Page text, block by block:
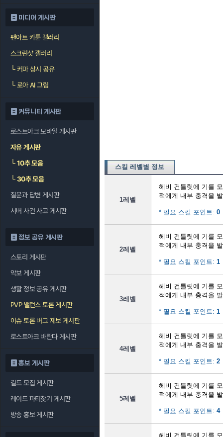
미디어 게시판
팬아트 카툰 갤러리
스크린샷 갤러리
└커마 상시 공유
└로아 AI 그림
커뮤니티 게시판
로스트아크 모바일 게시판
자유 게시판
└10추 모음
└30추 모음
질문과 답변 게시판
서버 사건 사고 게시판
정보 공유 게시판
스토리 게시판
악보 게시판
생활 정보 공유 게시판
PVP 밸런스 토론 게시판
이슈 토론 버그 제보 게시판
로스트아크 바란다 게시판
홍보 게시판
길드 모집 게시판
레이드 파티찾기 게시판
방송 홍보 게시판
스킬 레벨별 정보
1레벨
헤비 건틀릿에 기를
적에게 내부 충격을
* 필요 스킬 포인트: 0
2레벨
헤비 건틀릿에 기를
적에게 내부 충격을
* 필요 스킬 포인트: 1
3레벨
헤비 건틀릿에 기를
적에게 내부 충격을
* 필요 스킬 포인트: 1
4레벨
헤비 건틀릿에 기를
적에게 내부 충격을
* 필요 스킬 포인트: 2
5레벨
헤비 건틀릿에 기를
적에게 내부 충격을
* 필요 스킬 포인트: 4
헤비 건틀릿에 기를